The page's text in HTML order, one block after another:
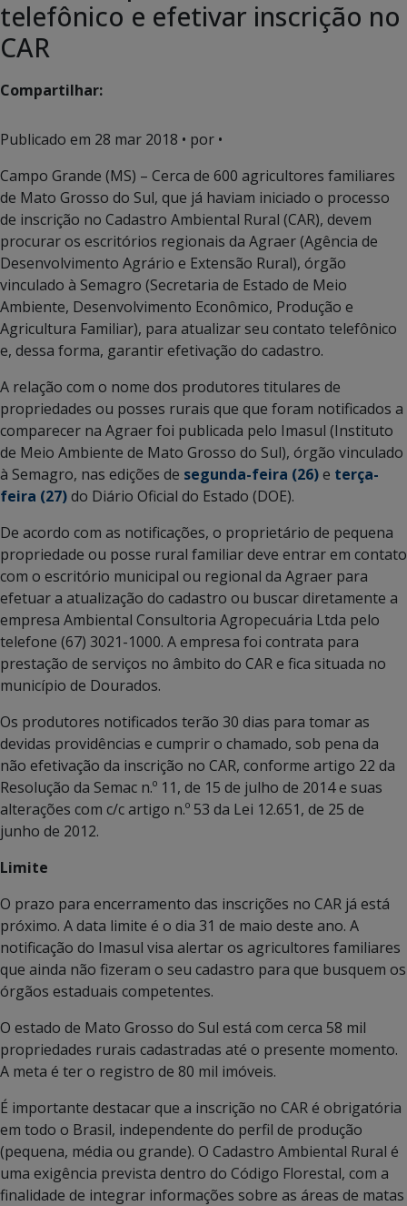
telefônico e efetivar inscrição no
CAR
Compartilhar:
Publicado em 28 mar 2018 • por •
Campo Grande (MS) – Cerca de 600 agricultores familiares
de Mato Grosso do Sul, que já haviam iniciado o processo
de inscrição no Cadastro Ambiental Rural (CAR), devem
procurar os escritórios regionais da Agraer (Agência de
Desenvolvimento Agrário e Extensão Rural), órgão
vinculado à Semagro (Secretaria de Estado de Meio
Ambiente, Desenvolvimento Econômico, Produção e
Agricultura Familiar), para atualizar seu contato telefônico
e, dessa forma, garantir efetivação do cadastro.
A relação com o nome dos produtores titulares de
propriedades ou posses rurais que que foram notificados a
comparecer na Agraer foi publicada pelo Imasul (Instituto
de Meio Ambiente de Mato Grosso do Sul), órgão vinculado
à Semagro, nas edições de segunda-feira (26)e terça-
feira (27)do Diário Oficial do Estado (DOE).
De acordo com as notificações, o proprietário de pequena
propriedade ou posse rural familiar deve entrar em contato
com o escritório municipal ou regional da Agraer para
efetuar a atualização do cadastro ou buscar diretamente a
empresa Ambiental Consultoria Agropecuária Ltda pelo
telefone (67) 3021-1000. A empresa foi contrata para
prestação de serviços no âmbito do CAR e fica situada no
município de Dourados.
Os produtores notificados terão 30 dias para tomar as
devidas providências e cumprir o chamado, sob pena da
não efetivação da inscrição no CAR, conforme artigo 22 da
Resolução da Semac n.º 11, de 15 de julho de 2014 e suas
alterações com c/c artigo n.º 53 da Lei 12.651, de 25 de
junho de 2012.
Limite
O prazo para encerramento das inscrições no CAR já está
próximo. A data limite é o dia 31 de maio deste ano. A
notificação do Imasul visa alertar os agricultores familiares
que ainda não fizeram o seu cadastro para que busquem os
órgãos estaduais competentes.
O estado de Mato Grosso do Sul está com cerca 58 mil
propriedades rurais cadastradas até o presente momento.
A meta é ter o registro de 80 mil imóveis.
É importante destacar que a inscrição no CAR é obrigatória
em todo o Brasil, independente do perfil de produção
(pequena, média ou grande). O Cadastro Ambiental Rural é
uma exigência prevista dentro do Código Florestal, com a
finalidade de integrar informações sobre as áreas de matas